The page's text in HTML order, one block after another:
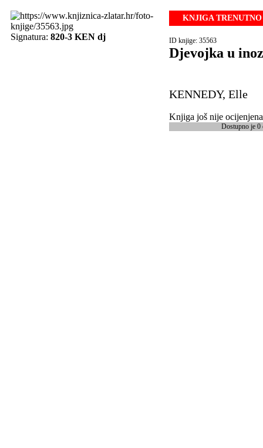
Signatura: 820-3 KEN dj
KNJIGA
ID knjige: 35563
Djevojka u
KENNEDY, Elle
Knjiga još nije
Dostupno je 0